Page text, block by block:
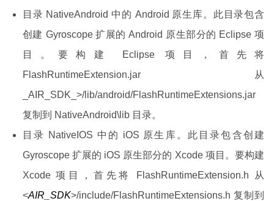
目录 NativeAndroid 中的 Android 原生库。此目录包含
创建 Gyroscope 扩展的 Android 原生部分的 Eclipse 项
目。要构建 Eclipse 项目，首先将
FlashRuntimeExtension.jar 从
_AIR_SDK_>/lib/android/FlashRuntimeExtensions.jar
复制到 NativeAndroid\lib 目录。
目录 NativeIOS 中的 iOS 原生库。此目录包含创建
Gyroscope 扩展的 iOS 原生部分的 Xcode 项目。要构建
Xcode 项目，首先将 FlashRuntimeExtension.h 从
<AIR_SDK>/include/FlashRuntimeExtensions.h 复制到